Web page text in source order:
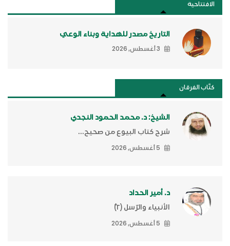
الافتتاحية
التاريخ مصدر للهداية وبناء الوعي
3 أغسطس, 2026
كتَّاب الفرقان
الشيخ: د. محمد الحمود النجدي
شرح كتاب البيوع من صحيح...
5 أغسطس, 2026
د. أمير الحداد
الأنبياء والرّسل (٢)ّ
5 أغسطس, 2026